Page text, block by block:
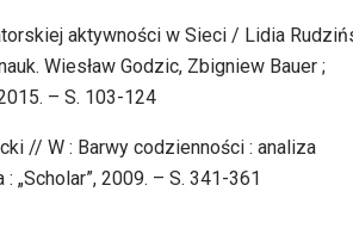
aktywności w Sieci / Lidia
Wiesław Godzic, Zbigniew Bauer ;
– S. 103-124
// W : Barwy codzienności : analiza
„Scholar”, 2009. – S. 341-361